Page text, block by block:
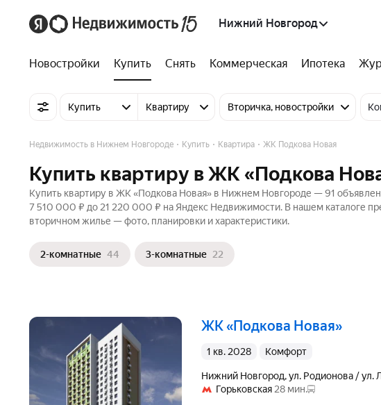
Нижний Новгород
Новостройки Купить Снять Коммерческая Ипотека
Купить Квартиру Вторичка, новостройки
Недвижимость в Нижнем Новгороде Купить Квартира ЖК Подкова Новая
Купить квартиру в ЖК «Подкова
Купить квартиру в ЖК «Подкова Новая» в Нижнем Новгороде — 91
7 510 000 ₽ до 21 220 000 ₽ на Яндекс Недвижимости. В нашем каталоге
вторичном жилье — фото, планировки и характеристики.
2-комнатные 44 3-комнатные 22
ЖК «Подкова Новая»
1 кв. 2028 комфорт
Горьковская 28 мин.
Нижний Новгород,ул. Родионова / ул.